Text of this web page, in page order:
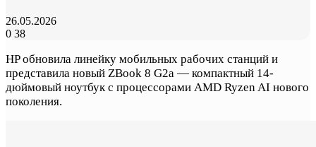
26.05.2026
0 38
HP обновила линейку мобильных рабочих станций и
представила новый ZBook 8 G2a — компактный 14-
дюймовый ноутбук с процессорами AMD Ryzen AI нового
поколения.